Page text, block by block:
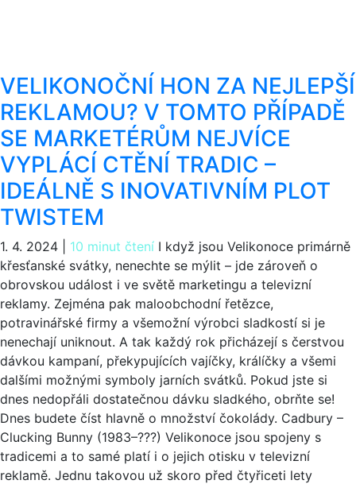
VELIKONOČNÍ HON ZA NEJLEPŠÍ
REKLAMOU? V TOMTO PŘÍPADĚ
SE MARKETÉRŮM NEJVÍCE
VYPLÁCÍ CTĚNÍ TRADIC –
IDEÁLNĚ S INOVATIVNÍM PLOT
TWISTEM
1. 4. 2024 10 minut čtení I když jsou Velikonoce primárně
křesťanské svátky, nenechte se mýlit – jde zároveň o
obrovskou událost i ve světě marketingu a televizní
reklamy. Zejména pak maloobchodní řetězce,
potravinářské firmy a všemožní výrobci sladkostí si je
nenechají uniknout. A tak každý rok přicházejí s čerstvou
dávkou kampaní, překypujících vajíčky, králíčky a všemi
dalšími možnými symboly jarních svátků. Pokud jste si
dnes nedopřáli dostatečnou dávku sladkého, obrňte se!
Dnes budete číst hlavně o množství čokolády. Cadbury –
Clucking Bunny (1983–???) Velikonoce jsou spojeny s
tradicemi a to samé platí i o jejich otisku v televizní
reklamě. Jednu takovou už skoro před čtyřiceti lety